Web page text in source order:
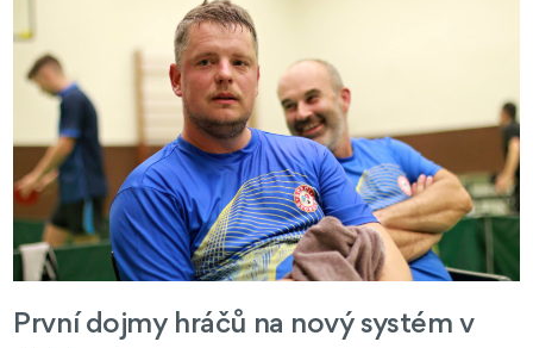
První dojmy hráčů na nový systém v